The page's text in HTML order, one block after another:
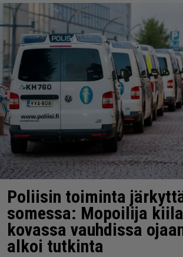
Poliisin toiminta
somessa: Mopoilija
kovassa vauhdissa
alkoi tutkinta